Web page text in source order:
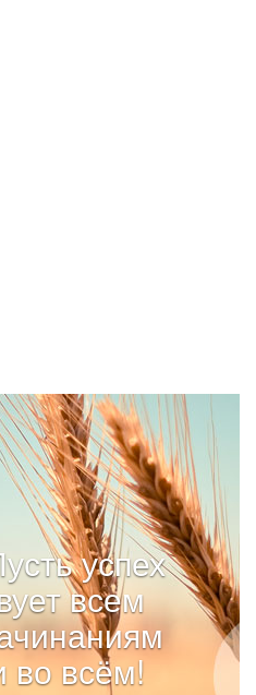
успех
всем
во всём!